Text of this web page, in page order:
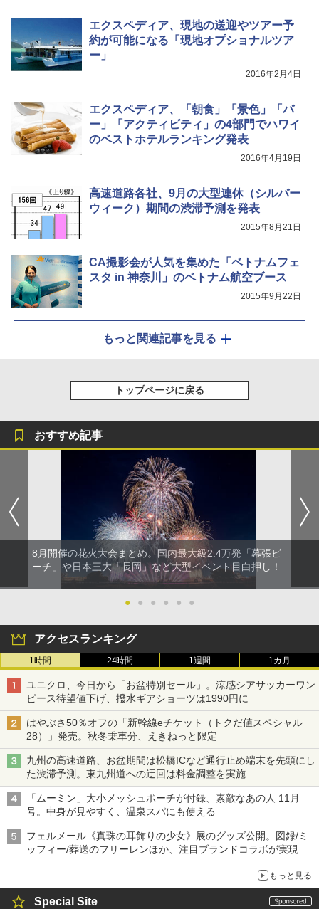
[キャンパーズコレクション 山善] 傘みたいに
イド ブラックコーティング フルクローズ メ
￥-
￥1,180
電動エアーポンプ SUP用 20PSI 電動ポンプ
￥7,884
エクスペディア、現地の送迎やツアー予
約が可能になる「現地オプショナルツア
ー」
2016年2月4日
エクスペディア、「朝食」「景色」「バ
ー」「アクティビティ」の4部門でハワイ
のベストホテルランキング発表
2016年4月19日
高速道路各社、9月の大型連休（シルバー
ウィーク）期間の渋滞予測を発表
2015年8月21日
CA撮影会が人気を集めた「ベトナムフェ
スタ in 神奈川」のベトナム航空ブース
2015年9月22日
もっと関連記事を見る
トップページに戻る
おすすめ記事
8月開催の花火大会まとめ。国内最大級2.4万発「幕張ビ
ーチ」や日本三大「長岡」など大型イベント目白押し！
● ● ● ● ● ●
アクセスランキング
1時間 24時間 1週間 1カ月
ユニクロ、今日から「お盆特別セール」。涼感シアサッカーワン
ピース待望値下げ、撥水ギアショーツは1990円に
はやぶさ50％オフの「新幹線eチケット（トクだ値スペシャル
28）」発売。秋冬乗車分、えきねっと限定
九州の高速道路、お盆期間は松橋ICなど通行止め端末を先頭にし
た渋滞予測。東九州道への迂回は料金調整を実施
「ムーミン」大小メッシュポーチが付録、素敵なあの人 11月
号。中身が見やすく、温泉スパにも使える
フェルメール《真珠の耳飾りの少女》展のグッズ公開。図録/ミ
ッフィー/葬送のフリーレンほか、注目ブランドコラボが実現
もっと見る
Special Site